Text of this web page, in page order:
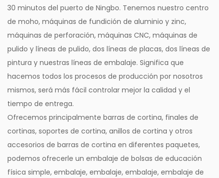
30 minutos del puerto de Ningbo. Tenemos nuestro centro
de moho, máquinas de fundición de aluminio y zinc,
máquinas de perforación, máquinas CNC, máquinas de
pulido y líneas de pulido, dos líneas de placas, dos líneas de
pintura y nuestras líneas de embalaje. Significa que
hacemos todos los procesos de producción por nosotros
mismos, será más fácil controlar mejor la calidad y el
tiempo de entrega.
Ofrecemos principalmente barras de cortina, finales de
cortinas, soportes de cortina, anillos de cortina y otros
accesorios de barras de cortina en diferentes paquetes,
podemos ofrecerle un embalaje de bolsas de educación
física simple, embalaje, embalaje, embalaje, embalaje de